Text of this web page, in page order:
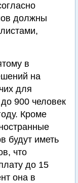
должны
в
на
для
900 человек
Кроме
будут иметь
что
до 15
она в